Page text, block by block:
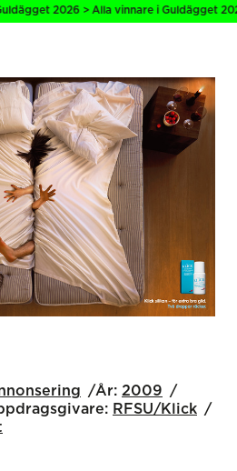
2026 > Alla vinnare i Guldägget
År: 2009
RFSU/Klick